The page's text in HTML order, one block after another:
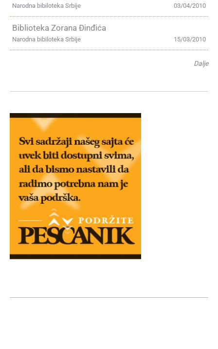
03/04/2010
Narodna bibiloteka Srbije
Biblioteka Zorana Đinđića
15/03/2010
Narodna bibiloteka Srbije
Dalje